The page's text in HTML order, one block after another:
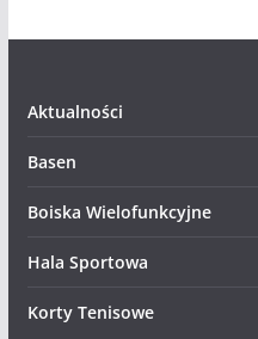
Aktualności
Basen
Boiska Wielofunkcyjne
Hala Sportowa
Korty Tenisowe